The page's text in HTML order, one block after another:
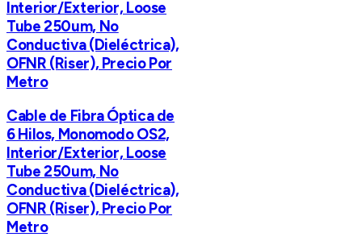
Interior/Exterior, Loose
Tube 250um, No
Conductiva (Dieléctrica),
OFNR (Riser), Precio Por
Metro
Cable de Fibra Óptica de
6 Hilos, Monomodo OS2,
Interior/Exterior, Loose
Tube 250um, No
Conductiva (Dieléctrica),
OFNR (Riser), Precio Por
Metro